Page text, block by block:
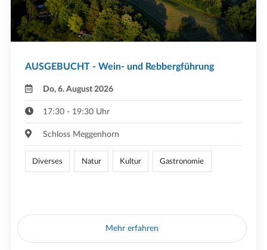
AUSGEBUCHT - Wein- und Rebbergführung
Do, 6. August 2026
17:30 - 19:30 Uhr
Schloss Meggenhorn
Diverses Natur Kultur Gastronomie
Mehr erfahren